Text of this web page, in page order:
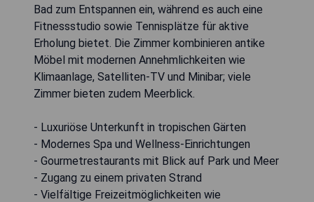
Bad zum Entspannen ein, während es auch eine
Fitnessstudio sowie Tennisplätze für aktive
Erholung bietet. Die Zimmer kombinieren antike
Möbel mit modernen Annehmlichkeiten wie
Klimaanlage, Satelliten-TV und Minibar; viele
Zimmer bieten zudem Meerblick.
- Luxuriöse Unterkunft in tropischen Gärten
- Modernes Spa und Wellness-Einrichtungen
- Gourmetrestaurants mit Blick auf Park und Meer
- Zugang zu einem privaten Strand
- Vielfältige Freizeitmöglichkeiten wie